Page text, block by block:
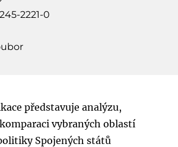
2221-0
představuje analýzu,
vybraných oblastí
Spojených států